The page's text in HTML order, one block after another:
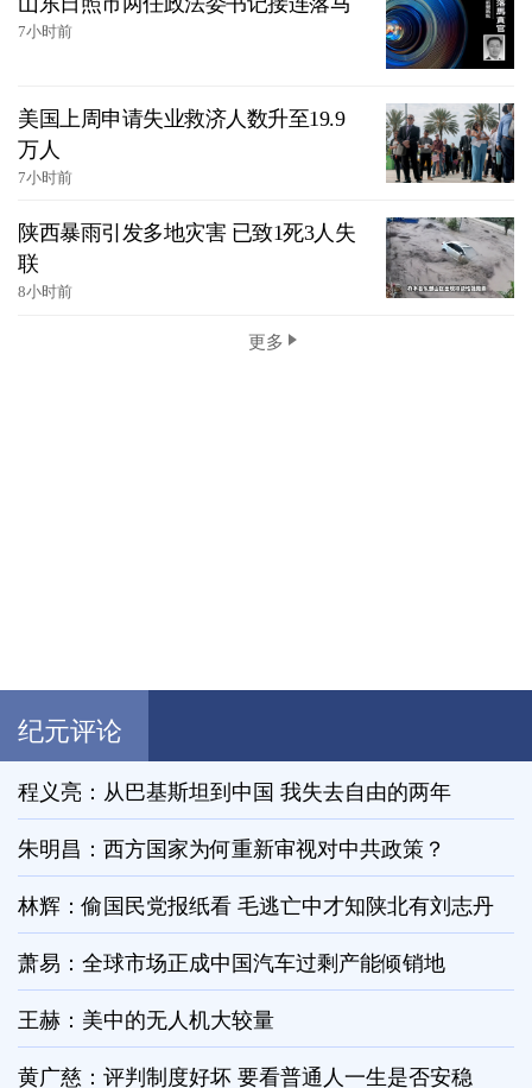
7小时前
美国上周申请失业救济人数升至19.9
万人
7小时前
陕西暴雨引发多地灾害 已致1死3人失
联
8小时前
更多
纪元评论
程义亮：从巴基斯坦到中国 我失去自由的两年
朱明昌：西方国家为何重新审视对中共政策？
林辉：偷国民党报纸看 毛逃亡中才知陕北有刘志丹
萧易：全球市场正成中国汽车过剩产能倾销地
王赫：美中的无人机大较量
黄广慈：评判制度好坏 要看普通人一生是否安稳